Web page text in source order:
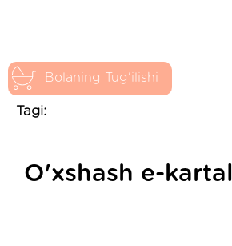
Bolaning Tug'ilishi
Tagi:
O'xshash e-